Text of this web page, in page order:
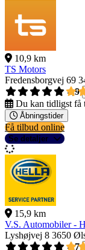
10,9 km
TS Motors
Fredensborgvej 69
4,9
Du kan tidligst få
Åbningstider
Få tilbud online
Se detaljer
15,9 km
V.S. Automobiler -
Lyshøjvej 8 3650
4,7